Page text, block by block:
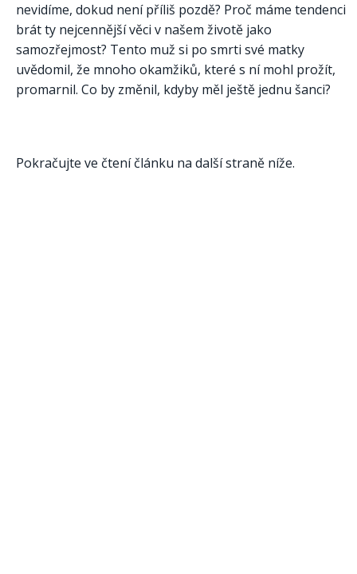
nevidíme, dokud není příliš pozdě? Proč máme tendenci
brát ty nejcennější věci v našem životě jako
samozřejmost? Tento muž si po smrti své matky
uvědomil, že mnoho okamžiků, které s ní mohl prožít,
promarnil. Co by změnil, kdyby měl ještě jednu šanci?
Pokračujte ve čtení článku na další straně níže.